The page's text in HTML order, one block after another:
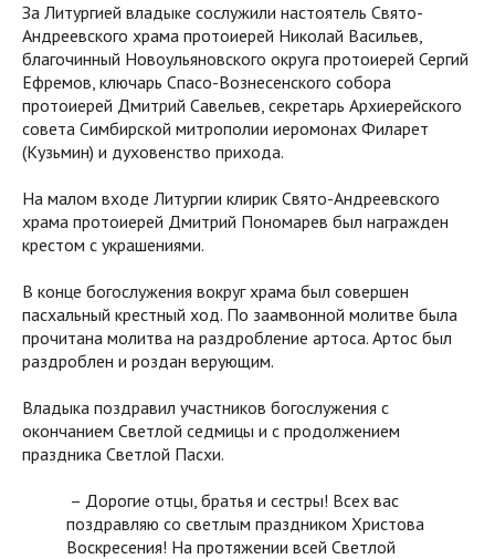
За Литургией владыке сослужили настоятель Свято-
Андреевского храма протоиерей Николай Васильев,
благочинный Новоульяновского округа протоиерей Сергий
Ефремов, ключарь Спасо-Вознесенского собора
протоиерей Дмитрий Савельев, секретарь Архиерейского
совета Симбирской митрополии иеромонах Филарет
(Кузьмин) и духовенство прихода.
На малом входе Литургии клирик Свято-Андреевского
храма протоиерей Дмитрий Пономарев был награжден
крестом с украшениями.
В конце богослужения вокруг храма был совершен
пасхальный крестный ход. По заамвонной молитве была
прочитана молитва на раздробление артоса. Артос был
раздроблен и роздан верующим.
Владыка поздравил участников богослужения с
окончанием Светлой седмицы и с продолжением
праздника Светлой Пасхи.
– Дорогие отцы, братья и сестры! Всех вас
поздравляю со светлым праздником Христова
Воскресения! На протяжении всей Светлой